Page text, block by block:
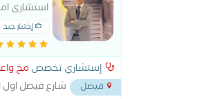
استشارى
إختيار جيد
إستشاري تخصص مخ
فيصل شارع فيصل اول